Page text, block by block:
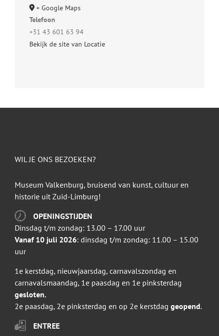
+ Google Maps
Telefoon
+31 43 601 63 94
Bekijk de site van Locatie
WIL JE ONS BEZOEKEN?
Museum Valkenburg, bruisend van kunst, cultuur en
historie uit Zuid-Limburg!
OPENINGSTIJDEN
Dinsdag t/m zondag: 13.00 – 17.00 uur
Vanaf 10 juli 2026: dinsdag t/m zondag: 11.00 – 15.00
uur
1e kerstdag, nieuwjaarsdag, carnavalszondag en
carnavalsmaandag, 1e paasdag en 1e pinksterdag
gesloten.
2e paasdag, 2e pinksterdag en op 2e kerstdag geopend.
ENTREE